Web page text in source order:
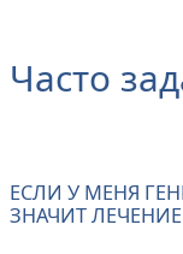
Часто
ЕСЛИ У МЕНЯ
ЗНАЧИТ